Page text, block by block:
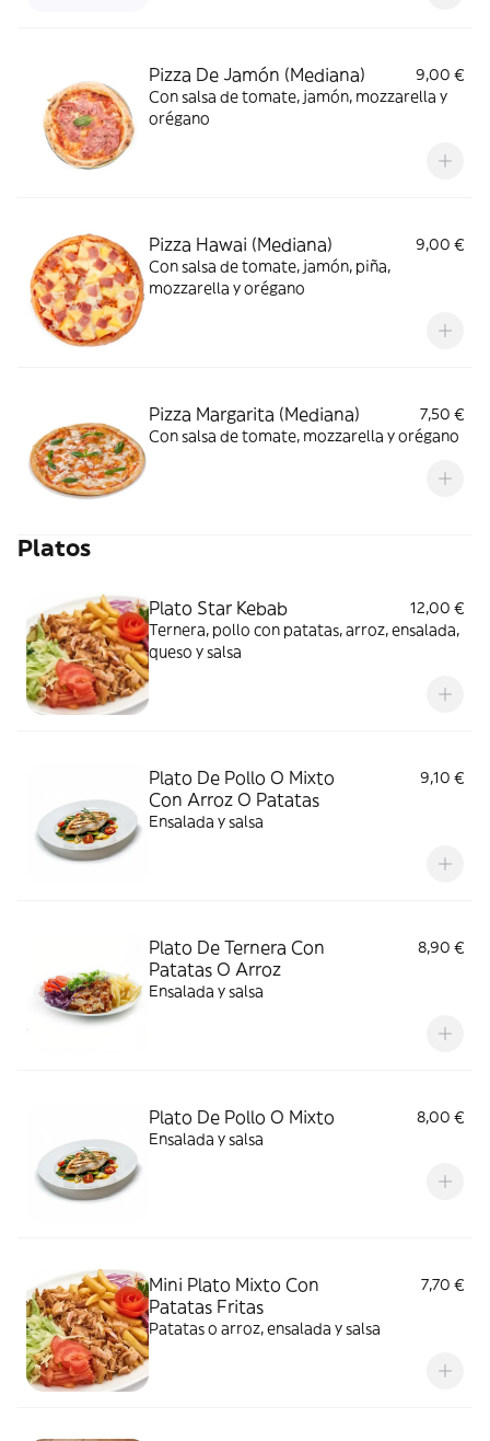
Pizza De Jamón (Mediana)
9,00 €
Con salsa de tomate, jamón, mozzarella y
orégano
Pizza Hawai (Mediana)
9,00 €
Con salsa de tomate, jamón, piña,
mozzarella y orégano
Pizza Margarita (Mediana)
7,50 €
Con salsa de tomate, mozzarella y orégano
Platos
Plato Star Kebab
12,00 €
Ternera, pollo con patatas, arroz, ensalada,
queso y salsa
Plato De Pollo O Mixto
Con Arroz O Patatas
9,10 €
Ensalada y salsa
Plato De Ternera Con
Patatas O Arroz
8,90 €
Ensalada y salsa
Plato De Pollo O Mixto
8,00 €
Ensalada y salsa
Mini Plato Mixto Con
Patatas Fritas
7,70 €
Patatas o arroz, ensalada y salsa